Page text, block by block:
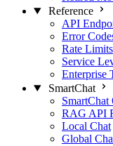
Reference
API
Error
Rate Limits
Service
Enterprise
SmartChat
RAG API
Local Chat
Global